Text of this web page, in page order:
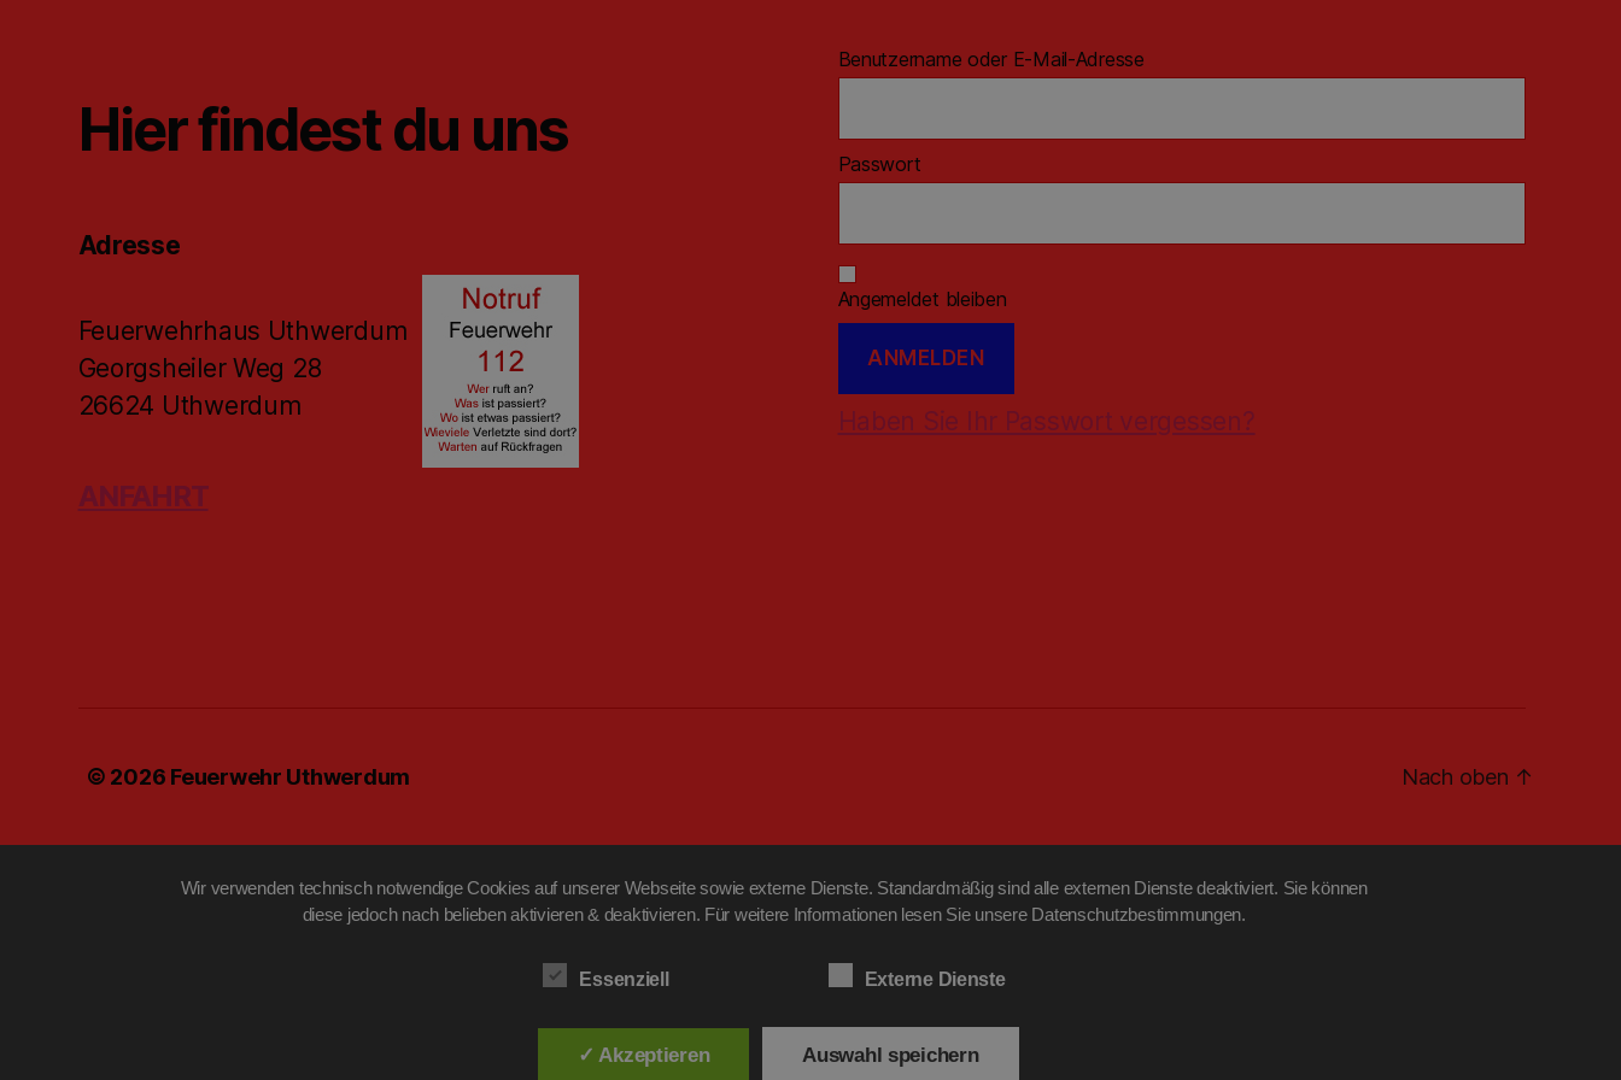
Hier findest du uns
Adresse
Feuerwehrhaus Uthwerdum
Georgsheiler Weg 28
26624 Uthwerdum
ANFAHRT
Benutzername oder E-Mail-Adresse
Passwort
Angemeldet bleiben
Haben Sie Ihr Passwort vergessen?
© 2026 Feuerwehr Uthwerdum Nach oben ↑
Wir verwenden technisch notwendige Cookies auf unserer Webseite sowie externe Dienste. Standardmäßig sind alle externen Dienste deaktiviert. Sie können
diese jedoch nach belieben aktivieren & deaktivieren. Für weitere Informationen lesen Sie unsere Datenschutzbestimmungen.
Essenziell Externe Dienste
✓ Akzeptieren Auswahl speichern